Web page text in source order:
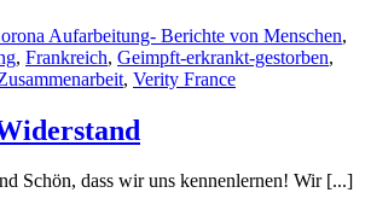
Aufarbeitung- Berichte von Menschen,
, Frankreich, Geimpft-erkrankt-gestorben,
, Verity France
Schön, dass wir uns kennenlernen! Wir [...]